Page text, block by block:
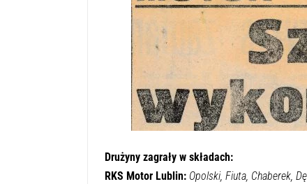
Drużyny zagrały w składach:
RKS Motor Lublin: Opolski, Fiuta, Chaberek,